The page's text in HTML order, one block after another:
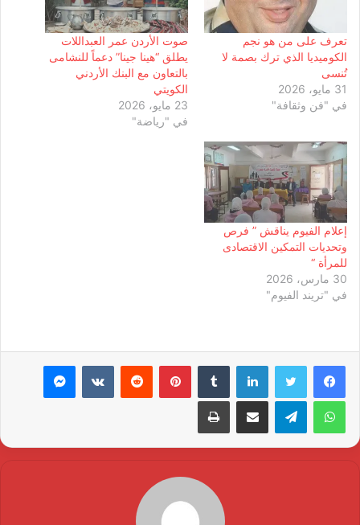
تعرف على من هو نجم
الكوميديا الذي ترك بصمة لا
تُنسى
31 مايو، 2026
في "فن وثقافة"
صوت الأردن عمر العبداللات
يطلق “هينا جينا” دعماً للنشامى
بالتعاون مع البنك الأردني
الكويتي
23 مايو، 2026
في "رياضة"
إعلام الفيوم يناقش ” فرص
وتحديات التمكين الاقتصادى
للمرأة “
30 مارس، 2026
في "تريند الفيوم"
لينكدإن بينتيريست ماسنجر
واتساب تيلقرام مشاركة عبر البريد طباعة